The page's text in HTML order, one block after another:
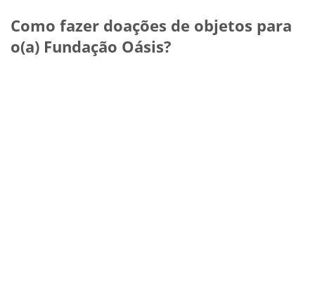
Como fazer doações de objetos para
o(a) Fundação Oásis?